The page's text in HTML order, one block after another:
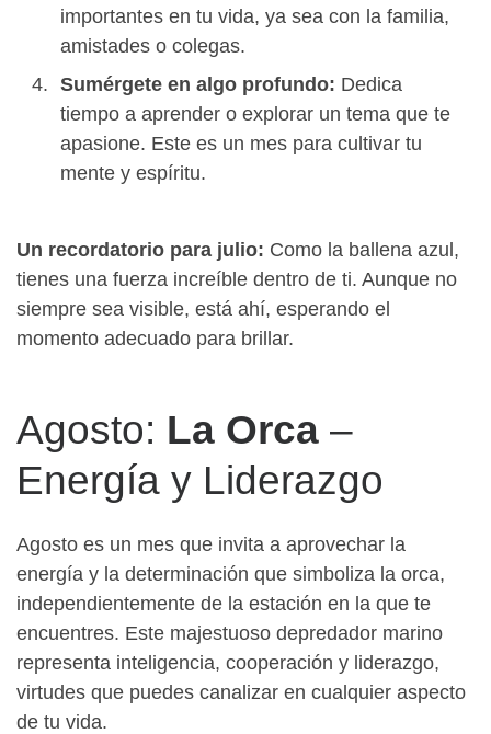
importantes en tu vida, ya sea con la familia,
amistades o colegas.
Sumérgete en algo profundo: Dedica
tiempo a aprender o explorar un tema que te
apasione. Este es un mes para cultivar tu
mente y espíritu.
Un recordatorio para julio: Como la ballena azul,
tienes una fuerza increíble dentro de ti. Aunque no
siempre sea visible, está ahí, esperando el
momento adecuado para brillar.
Agosto: La Orca –
Energía y Liderazgo
Agosto es un mes que invita a aprovechar la
energía y la determinación que simboliza la orca,
independientemente de la estación en la que te
encuentres. Este majestuoso depredador marino
representa inteligencia, cooperación y liderazgo,
virtudes que puedes canalizar en cualquier aspecto
de tu vida.